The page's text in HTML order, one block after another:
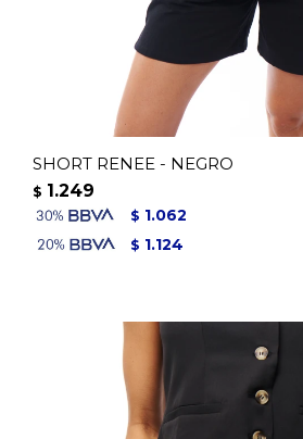
SHORT RENEE - NEGRO
$ 1.249
$ 1.062
$ 1.124